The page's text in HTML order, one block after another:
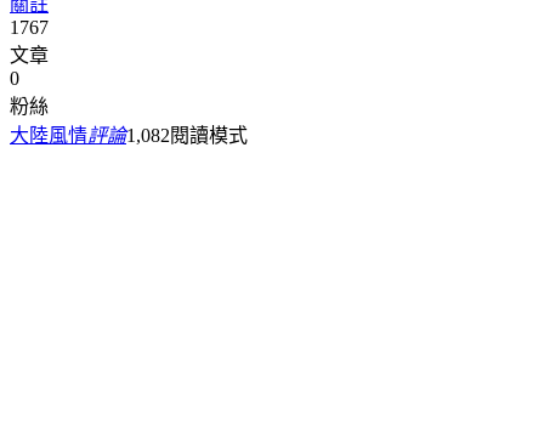
關註
1767
文章
0
粉絲
大陸風情評論1,082閱讀模式